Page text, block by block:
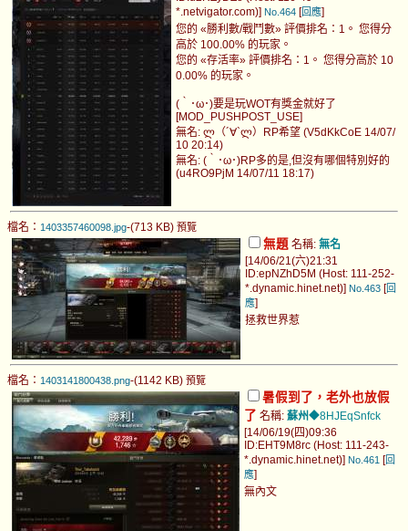
*.netvigator.com)] No.464 [回應]
您的 «勝利數/戰鬥數» 評價排名：1。 您得分
高於 100.00% 的玩家。
您的 «存活率» 評價排名：1。 您得分高於 10
0.00% 的玩家。
(｀･ω･)要是玩WOT有獎金就好了
[MOD_PUSHPOST_USE]
無名: ლ（´∀`ლ）RP希望 (V5dKkCoE 14/07/
10 20:14)
無名: (｀･ω･)RP多的是,但沒有哪個特別好的
(u4RO9PjM 14/07/11 18:17)
檔名： 1403357460098.jpg-(713 KB) 預覽
無題 名稱: 無名
[14/06/21(六)21:31
ID:epNZhD5M (Host: 111-252-
*.dynamic.hinet.net)] No.463 [回
應]
拯救世界惹
檔名： 1403141800438.png-(1142 KB) 預覽
暑假到了，老外也放假
了 名稱: 蘇州◆8HJEqSnfck
[14/06/19(四)09:36
ID:EHT9M8rc (Host: 111-243-
*.dynamic.hinet.net)] No.461 [回
應]
無內文